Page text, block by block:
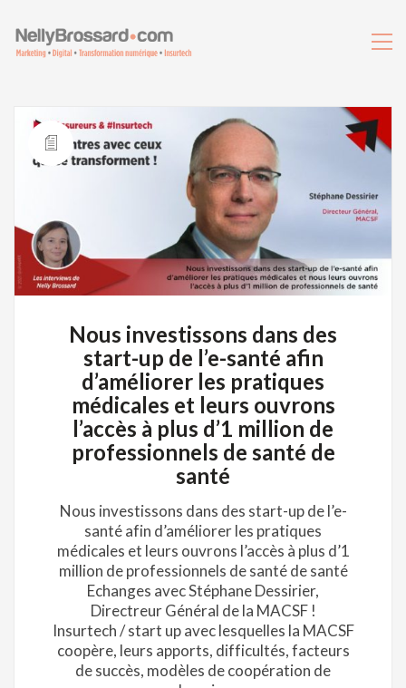
Nous investissons dans des
start-up de l’e-santé afin
d’améliorer les pratiques
médicales et leurs ouvrons
l’accès à plus d’1 million de
professionnels de santé de
santé
Nous investissons dans des start-up de l’e-
santé afin d’améliorer les pratiques
médicales et leurs ouvrons l’accès à plus d’1
million de professionnels de santé de santé
Echanges avec Stéphane Dessirier,
Directreur Général de la MACSF !
Insurtech / start up avec lesquelles la MACSF
coopère, leurs apports, difficultés, facteurs
de succès, modèles de coopération de